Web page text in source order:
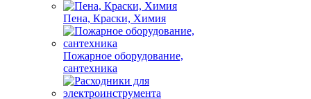
Пена, Краски, Химия
Пожарное оборудование,
сантехника